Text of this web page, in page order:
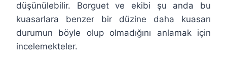
düşünülebilir. Borguet ve ekibi şu anda bu
kuasarlara benzer bir düzine daha kuasarı
durumun böyle olup olmadığını anlamak için
incelemekteler.